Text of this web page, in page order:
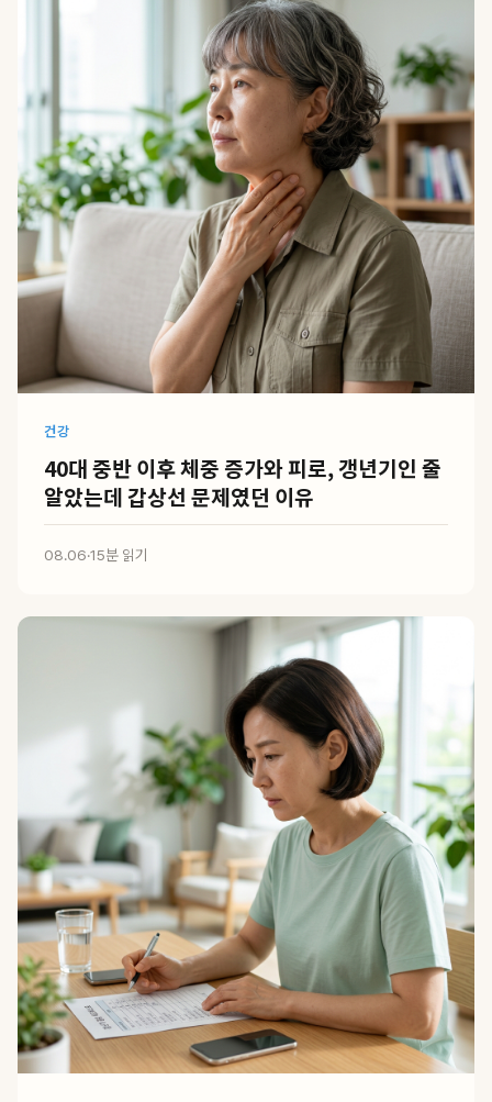
건강
40대 중반 이후 체중 증가와 피로, 갱년기인 줄
알았는데 갑상선 문제였던 이유
08.06·15분 읽기